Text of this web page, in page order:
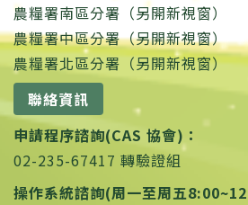
農糧署南區分署（另開新視窗）
農糧署中區分署（另開新視窗）
農糧署北區分署（另開新視窗）
聯絡資訊
申請程序諮詢(CAS 協會)：
02-235-67417 轉驗證組
操作系統諮詢(周一至周五